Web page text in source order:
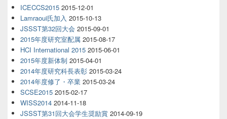
ICECCS2015 2015-12-01
Lamraoui氏加入 2015-10-13
JSSST第32回大会 2015-09-01
2015年度研究室配属 2015-08-17
HCI International 2015 2015-06-01
2015年度新体制 2015-04-01
2014年度研究科長表彰 2015-03-24
2014年度修了・卒業 2015-03-24
SCSE2015 2015-02-17
WISS2014 2014-11-18
JSSST第31回大会学生奨励賞 2014-09-19